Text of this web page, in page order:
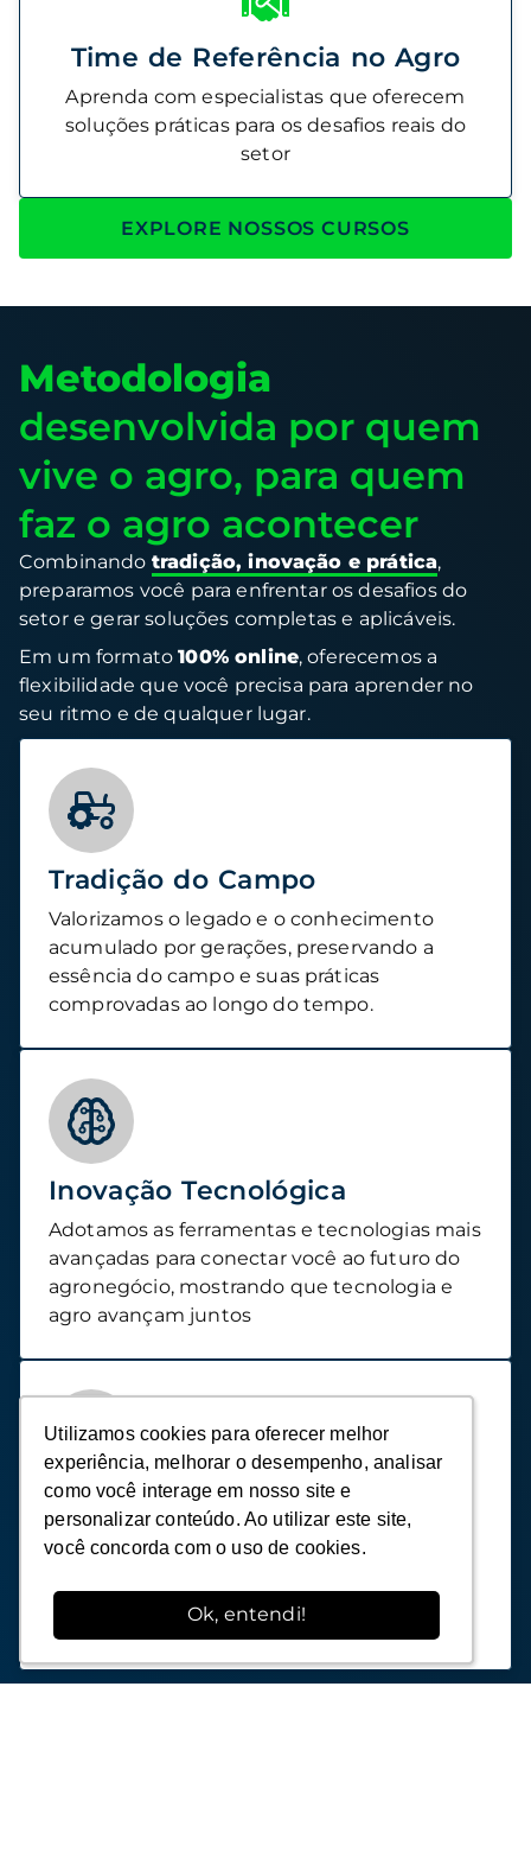
Utilizamos cookies para oferecer melhor
como você interage em nosso site e
personalizar conteúdo. Ao utilizar este site,
você concorda com o uso de cookies.
Ok, entendi!
Utilizamos cookies para oferecer melhor
como você interage em nosso site e
personalizar conteúdo. Ao utilizar este site,
você concorda com o uso de cookies.
Ok, entendi!
Time de Referência no Agro
Aprenda com especialistas que oferecem
soluções práticas para os desafios reais do
setor
EXPLORE NOSSOS CURSOS
Metodologia
desenvolvida por quem
vive o agro, para quem
faz o agro acontecer
Combinando tradição, inovação e prática,
preparamos você para enfrentar os desafios do
setor e gerar soluções completas e aplicáveis.
Em um formato100% online, oferecemos a
flexibilidade que você precisa para aprender no
seu ritmo e de qualquer lugar.
Tradição do Campo
Valorizamos o legado e o conhecimento
acumulado por gerações, preservando a
essência do campo e suas práticas
comprovadas ao longo do tempo.
Inovação Tecnológica
Adotamos as ferramentas e tecnologias mais
avançadas para conectar você ao futuro do
agronegócio, mostrando que tecnologia e
agro avançam juntos
Impacto no Mercado
Nossos alunos transformam suas carreiras e
positivamente o agronegócio, contribuindo
para a evolução do setor